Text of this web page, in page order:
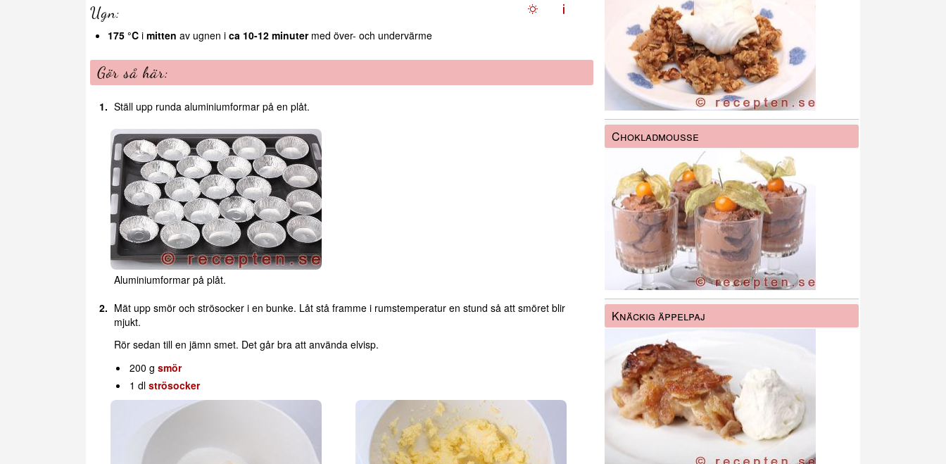
Ugn:
175 °C i mitten av ugnen i ca 10-12 minutermed över- och undervärme
Gör så här:
Ställ upp runda aluminiumformar på en plåt.
Aluminiumformar på plåt.
Mät upp smör och strösocker i en bunke. Låt stå framme i rumstemperatur en stund så att smöret blir
mjukt.
Rör sedan till en jämn smet. Det går bra att använda elvisp.
200 gsmör
1 dlströsocker
Chokladmousse
Knäckig äppelpaj